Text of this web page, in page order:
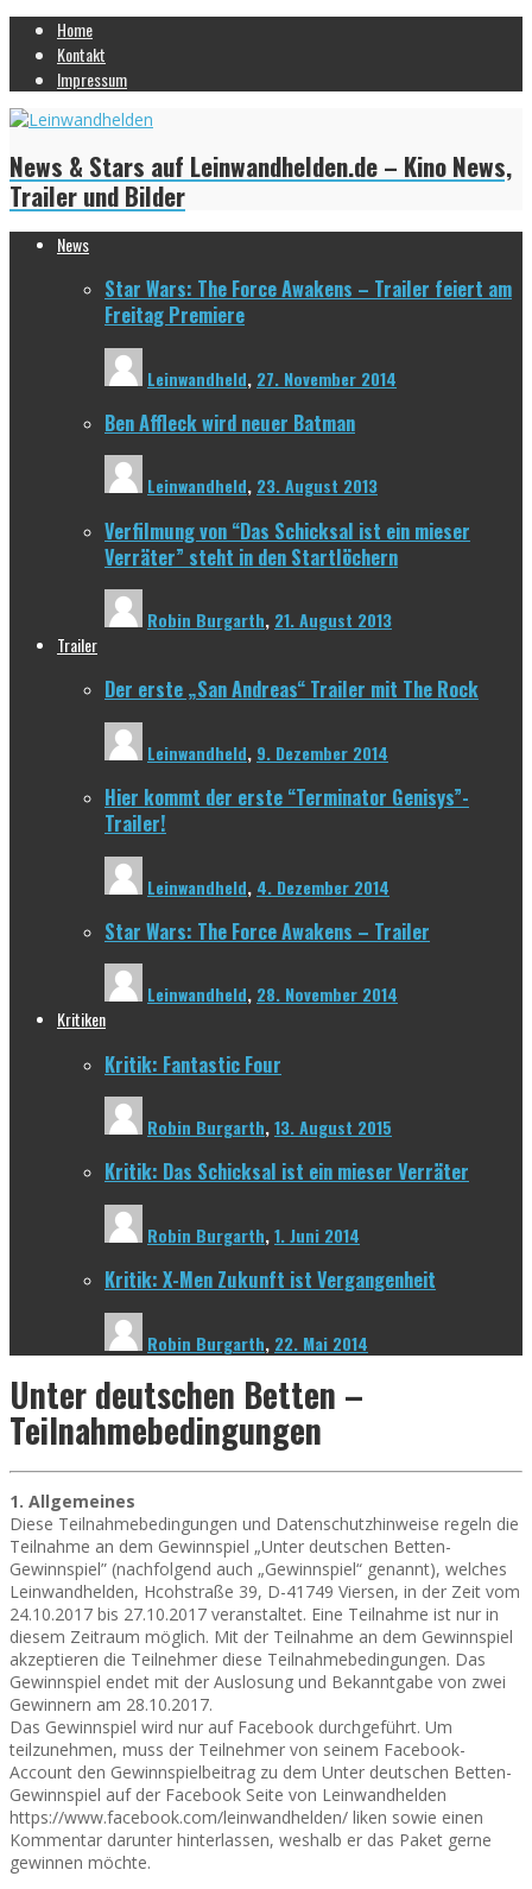
Home
Kontakt
Impressum
News & Stars auf Leinwandhelden.de – Kino News,
Trailer und Bilder
News
Star Wars: The Force Awakens – Trailer feiert am
Freitag Premiere
Leinwandheld, 27. November 2014
Ben Affleck wird neuer Batman
Leinwandheld, 23. August 2013
Verfilmung von “Das Schicksal ist ein mieser
Verräter” steht in den Startlöchern
Robin Burgarth, 21. August 2013
Trailer
Der erste „San Andreas“ Trailer mit The Rock
Leinwandheld, 9. Dezember 2014
Hier kommt der erste “Terminator Genisys”-
Trailer!
Leinwandheld, 4. Dezember 2014
Star Wars: The Force Awakens – Trailer
Leinwandheld, 28. November 2014
Kritiken
Kritik: Fantastic Four
Robin Burgarth,13. August 2015
Kritik: Das Schicksal ist ein mieser Verräter
Robin Burgarth,1. Juni 2014
Kritik: X-Men Zukunft ist Vergangenheit
Robin Burgarth, 22. Mai 2014
Unter deutschen Betten –
Teilnahmebedingungen
1. Allgemeines
Diese Teilnahmebedingungen und Datenschutzhinweise regeln die
Teilnahme an dem Gewinnspiel „Unter deutschen Betten-
Gewinnspiel” (nachfolgend auch „Gewinnspiel“ genannt), welches
Leinwandhelden, Hcohstraße 39, D-41749 Viersen, in der Zeit vom
24.10.2017 bis 27.10.2017 veranstaltet. Eine Teilnahme ist nur in
diesem Zeitraum möglich. Mit der Teilnahme an dem Gewinnspiel
akzeptieren die Teilnehmer diese Teilnahmebedingungen. Das
Gewinnspiel endet mit der Auslosung und Bekanntgabe von zwei
Gewinnern am 28.10.2017.
Das Gewinnspiel wird nur auf Facebook durchgeführt. Um
teilzunehmen, muss der Teilnehmer von seinem Facebook-
Account den Gewinnspielbeitrag zu dem Unter deutschen Betten-
Gewinnspiel auf der Facebook Seite von Leinwandhelden
https://www.facebook.com/leinwandhelden/ liken sowie einen
Kommentar darunter hinterlassen, weshalb er das Paket gerne
gewinnen möchte.